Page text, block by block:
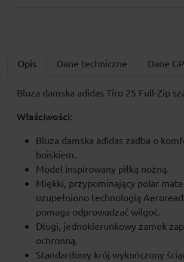
Opis Dane techniczne Dane
Bluza damska adidas Tiro 25 Full-Zip
Właściwości:
Bluza damska adidas zadba o
boiskiem.
Model inspirowany piłką nożną.
Miękki, przypominający polar
uzupełniono technologią
pomaga odprowadzać wilgoć.
Długi, jednokierunkowy zamek
ochronną.
Standardowy krój wykończony